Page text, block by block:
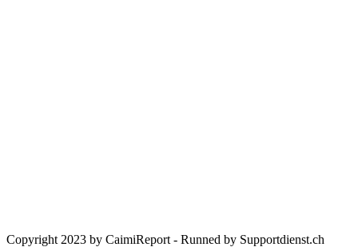
Copyright 2023 by CaimiReport - Runned by Supportdienst.ch